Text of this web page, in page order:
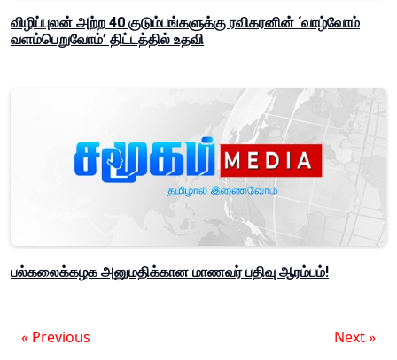
விழிப்புலன் அற்ற 40 குடும்பங்களுக்கு ரவிகரனின் ‘வாழ்வோம்
வளம்பெறுவோம்’ திட்டத்தில் உதவி
பல்கலைக்கழக அனுமதிக்கான மாணவர் பதிவு ஆரம்பம்!
« Previous Next »